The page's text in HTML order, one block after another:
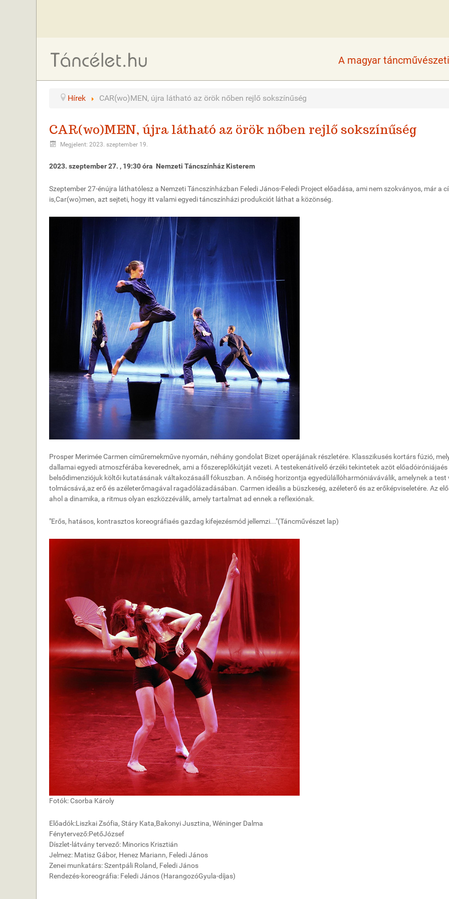
A magyar
Hírek CAR(wo)MEN, újra látható az örök nőben rejlő sokszínűség
CAR(wo)MEN, újra látható az örök nőben rejlő sokszínűség
Megjelent: 2023. szeptember 19.
2023. szeptember 27. , 19:30 óra Nemzeti Táncszínház Kisterem
Szeptember 27-énújra l áthatólesz a Nemzeti Táncszínházban Feledi János-Feledi Project előadása, ami nem szokványos, már a cí
is,Car(wo)men, azt sejteti, hogy itt valami egyedi táncszínházi produkciót l áthat a közönség.
Prosper Merimée Carmen címűremekműve nyomán, néhány gondolat Bizet operájának részletére. Klasszikusés kortárs fúzió,
dallamai egyedi atmoszférába keverednek, ami a főszereplőkútját vezeti. A testekenátívelő érzéki tekintetek azöt előadóiróniájaés
belsődimenziójuk költői kutatásának vá ltakozásaá ll fókuszban. A nőiség horizontja egyedü á óharmóniávává lik, amelynek a test
tolmácsává,az erő és azéleterőmagával ragadó ázadásában. Carmen ideá lis a büszkeség, azéleterő és az erőképviseletére. Az elő
ahol a dinamika, a ritmus olyan eszközzévá lik, amely tartalmat ad ennek a reflexiónak.
"Erős, hatásos, kontrasztos koreográfiaés gazdag kifejezésmód jellemzi..."(Táncművészet lap)
Fotók: Csorba Károly
Előadók:Liszkai Zsófia, Stáry Kata,Bakonyi Jusztina, Wéninger Dalma
Fénytervező:PetőJózsef
Díszlet-l átvány tervező: Minorics Krisztián
Jelmez: Matisz Gábor, Henez Mariann, Feledi János
Zenei munkatárs: Szentpá li Roland, Feledi János
Rendezés-koreográfia: Feledi János (HarangozóGyula-díjas)